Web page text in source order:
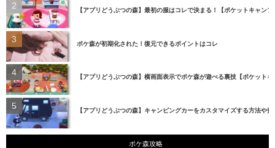
【アプリどうぶつの森】最初の服はコレで決まる！【ポケットキャンプ
ポケ森が初期化された！復元できるポイントはコレ
【アプリどうぶつの森】横画面表示でポケ森が遊べる裏技【ポケット
【アプリどうぶつの森】キャンピングカーをカスタマイズする方法や
ポケ森攻略